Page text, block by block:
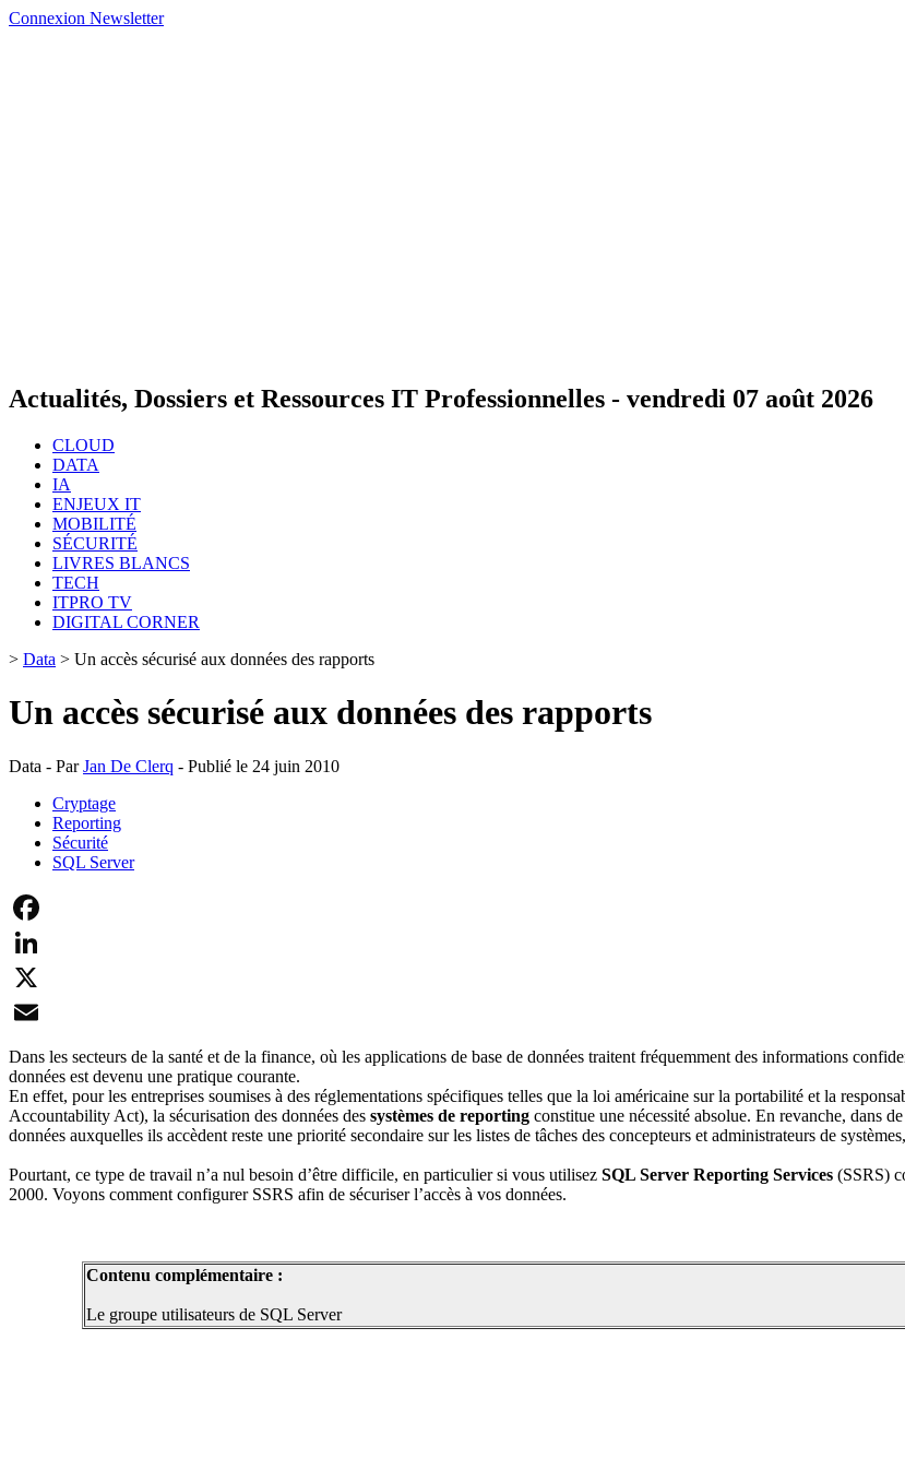
Connexion Newsletter
Actualités, Dossiers et Ressources IT Professionnelles - vendredi 07 août 2026
CLOUD
DATA
IA
ENJEUX IT
MOBILITÉ
SÉCURITÉ
LIVRES BLANCS
TECH
ITPRO TV
DIGITAL CORNER
> Data > Un accès sécurisé aux données des rapports
Un accès sécurisé aux données des rapports
Data - ParJan De Clerq - Publié le 24 juin 2010
Cryptage
Reporting
Sécurité
SQL Server
Facebook
LinkedIn
X
Email
Dans les secteurs de la santé et de la finance, où les applications de base de données traitent fréquemment des informations
données est devenu une pratique courante.
En effet, pour les entreprises soumises à des réglementations spécifiques telles que la loi américaine sur la portabilité et la
Accountability Act), la sécurisation des données des systèmes de reporting constitue une nécessité absolue. En revanche, dans
données auxquelles ils accèdent reste une priorité secondaire sur les listes de tâches des concepteurs et administrateurs de
Pourtant, ce type de travail n’a nul besoin d’être difficile, en particulier si vous utilisez SQL Server Reporting Services (SSRS)
2000. Voyons comment configurer SSRS afin de sécuriser l’accès à vos données.
Contenu complémentaire :
Le groupe utilisateurs de SQL Server